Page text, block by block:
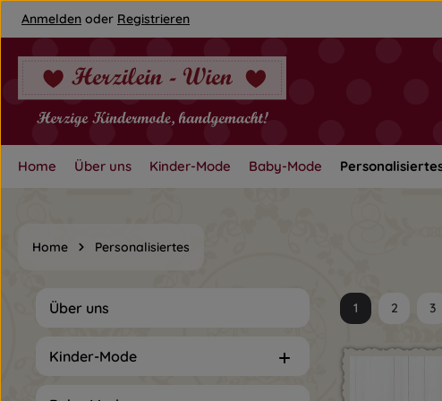
Hauptinhalt springen
Zur Hauptnavigation springen
Anmelden oder Registrieren
Home Über uns Kinder-Mode Baby-Mode
Home Personalisiertes
Über uns
Kinder-Mode
Seite
1 Seite
2 3